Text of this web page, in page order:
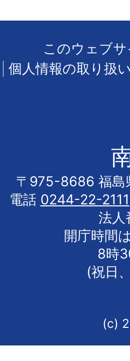
このウェブ
個人情報の取り扱
〒975-8686 福島
電話 0244-22-2111
法
開庁時間
8時
(祝日
(c)